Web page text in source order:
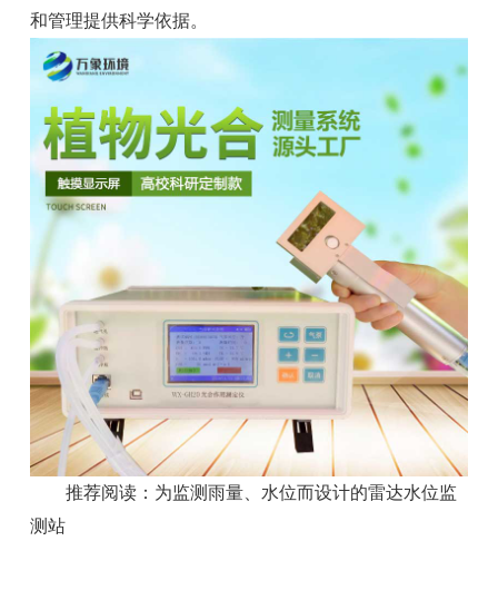
和管理提供科学依据。
推荐阅读： 为监测雨量、水位而设计的雷达水位监
测站